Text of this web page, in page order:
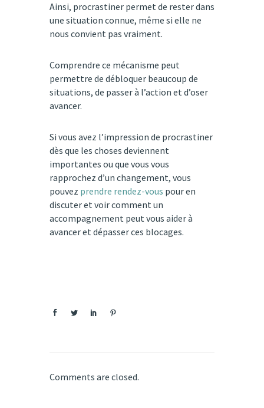
Ainsi, procrastiner permet de rester dans
une situation connue, même si elle ne
nous convient pas vraiment.
Comprendre ce mécanisme peut
permettre de débloquer beaucoup de
situations, de passer à l’action et d’oser
avancer.
Si vous avez l’impression de procrastiner
dès que les choses deviennent
importantes ou que vous vous
rapprochez d’un changement, vous
pouvez prendre rendez-vous pour en
discuter et voir comment un
accompagnement peut vous aider à
avancer et dépasser ces blocages.
Comments are closed.